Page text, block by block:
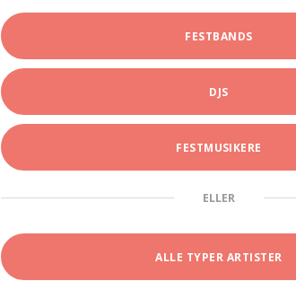
FESTBANDS
DJS
FESTMUSIKERE
ELLER
ALLE TYPER ARTISTER